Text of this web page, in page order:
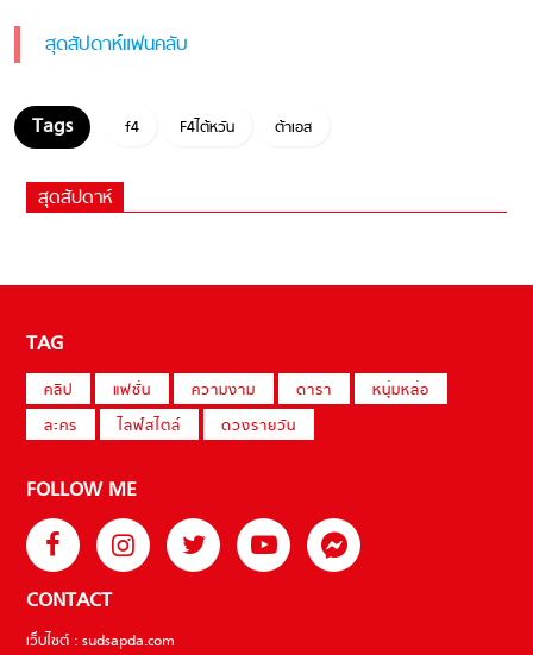
สุดสัปดาห์แฟนคลับ
f4 F4ไต้หวัน ต้าเอส
สุดสัปดาห์
TAG
คลิป แฟชั่น ความงาม ดารา
หนุ่มหล่อ
ละคร
ไลฟ์สไตล์ ดวงรายวัน
FOLLOW ME
CONTACT
เว็บไซต์ : sudsapda.com